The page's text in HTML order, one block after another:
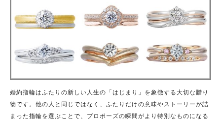
婚約指輪はふたりの新しい人生の「はじまり」を象徴する大切な贈り
物です。他の人と同じではなく、ふたりだけの意味やストーリーが詰
まった指輪を選ぶことで、プロポーズの瞬間がより特別なものになる